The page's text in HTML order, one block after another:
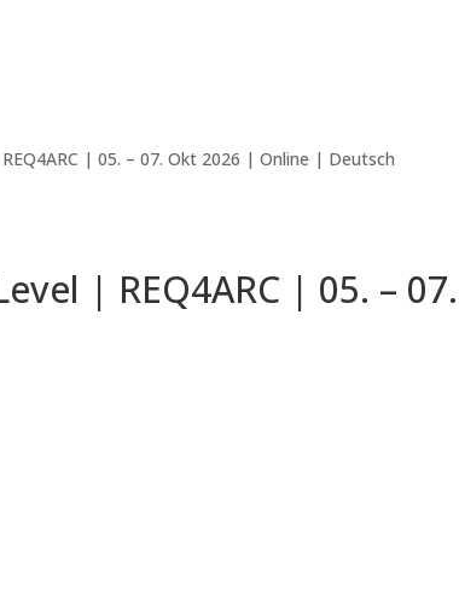
| 05. – 07. Okt 2026 | Online | Deutsch
| REQ4ARC | 05. –